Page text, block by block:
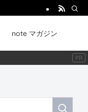
note マガジン